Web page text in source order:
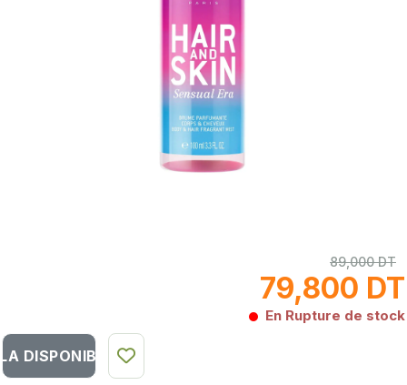
89,000 DT
79,800 DT
En Rupture de stock
DISPONIBILITÉ DU PRODUIT